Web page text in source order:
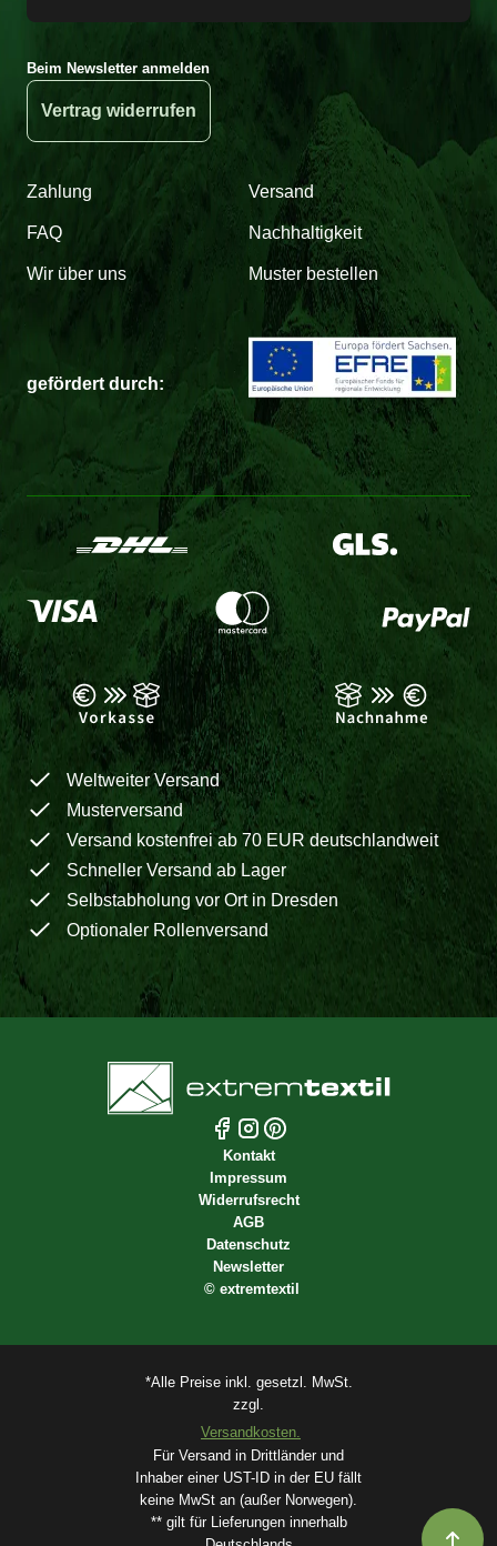
Beim Newsletter anmelden
Vertrag widerrufen
Zahlung Versand
FAQ Nachhaltigkeit
Wir über uns Muster bestellen
gefördert durch:
Weltweiter Versand
Musterversand
Versand kostenfrei ab 70 EUR deutschlandweit
Schneller Versand ab Lager
Selbstabholung vor Ort in Dresden
Optionaler Rollenversand
Kontakt
Impressum
Widerrufsrecht
AGB
Datenschutz
Newsletter
© extremtextil
*Alle Preise inkl. gesetzl. MwSt.
zzgl.
Versandkosten.
Für Versand in Drittländer und
Inhaber einer UST-ID in der EU fällt
keine MwSt an (außer Norwegen).
** gilt für Lieferungen innerhalb